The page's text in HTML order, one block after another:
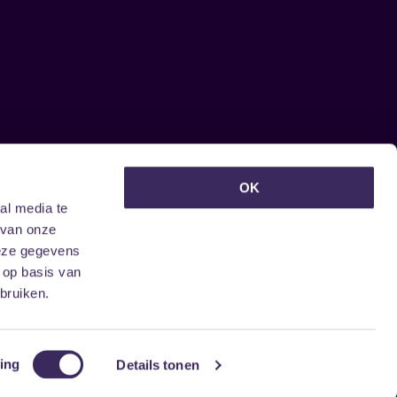
media te
onze
gegevens
basis van
Details tonen
OK
ontvangen?